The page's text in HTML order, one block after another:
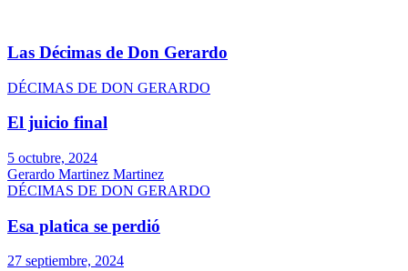
Las Décimas de Don Gerardo
DÉCIMAS DE DON GERARDO
El juicio final
5 octubre, 2024
Gerardo Martinez Martinez
DÉCIMAS DE DON GERARDO
Esa platica se perdió
27 septiembre, 2024